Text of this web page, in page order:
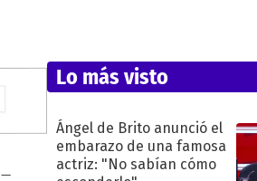
Lo más visto
Ángel de Brito anunció el
embarazo de una famosa
actriz: "No sabían cómo